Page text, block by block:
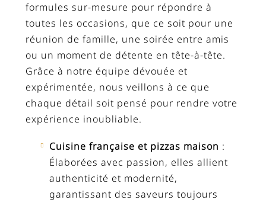
formules sur-mesure pour répondre à
toutes les occasions, que ce soit pour une
réunion de famille, une soirée entre amis
ou un moment de détente en tête-à-tête.
Grâce à notre équipe dévouée et
expérimentée, nous veillons à ce que
chaque détail soit pensé pour rendre votre
expérience inoubliable.
Cuisine française et pizzas maison :
Élaborées avec passion, elles allient
authenticité et modernité,
garantissant des saveurs toujours